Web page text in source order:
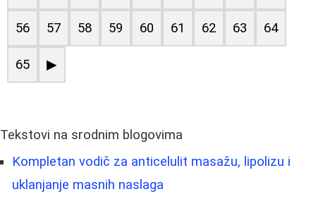
56 57 58 59 60 61 62 63 64
65 ▶
Tekstovi na srodnim blogovima
Kompletan vodič za anticelulit masažu, lipolizu i
uklanjanje masnih naslaga